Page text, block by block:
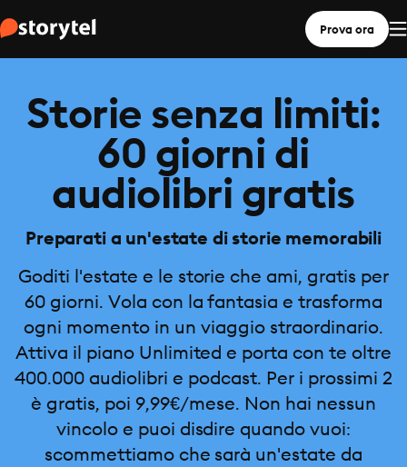
Prova ora
Storie senza limiti:
60 giorni di
audiolibri gratis
Preparati a un'estate di storie memorabili
Goditi l'estate e le storie che ami, gratis per
60 giorni. Vola con la fantasia e trasforma
ogni momento in un viaggio straordinario.
Attiva il piano Unlimited e porta con te oltre
400.000 audiolibri e podcast. Per i prossimi 2
è gratis, poi 9,99€/mese. Non hai nessun
vincolo e puoi disdire quando vuoi:
scommettiamo che sarà un'estate da